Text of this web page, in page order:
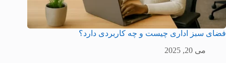
فضای سبز اداری چیست و چه کاربردی دارد؟
می 20, 2025